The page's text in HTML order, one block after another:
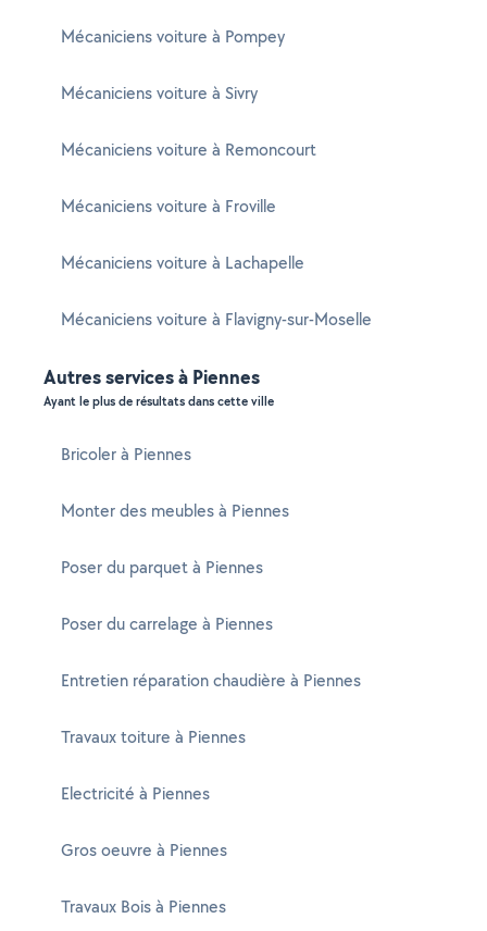
Mécaniciens voiture à Pompey
Mécaniciens voiture à Sivry
Mécaniciens voiture à Remoncourt
Mécaniciens voiture à Froville
Mécaniciens voiture à Lachapelle
Mécaniciens voiture à Flavigny-sur-Moselle
Autres services à Piennes
Ayant le plus de résultats dans cette ville
Bricoler à Piennes
Monter des meubles à Piennes
Poser du parquet à Piennes
Poser du carrelage à Piennes
Entretien réparation chaudière à Piennes
Travaux toiture à Piennes
Electricité à Piennes
Gros oeuvre à Piennes
Travaux Bois à Piennes